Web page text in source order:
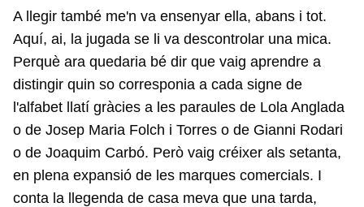
A llegir també me'n va ensenyar ella, abans i tot.
Aquí, ai, la jugada se li va descontrolar una mica.
Perquè ara quedaria bé dir que vaig aprendre a
distingir quin so corresponia a cada signe de
l'alfabet llatí gràcies a les paraules de Lola Anglada
o de Josep Maria Folch i Torres o de Gianni Rodari
o de Joaquim Carbó. Però vaig créixer als setanta,
en plena expansió de les marques comercials. I
conta la llegenda de casa meva que una tarda,